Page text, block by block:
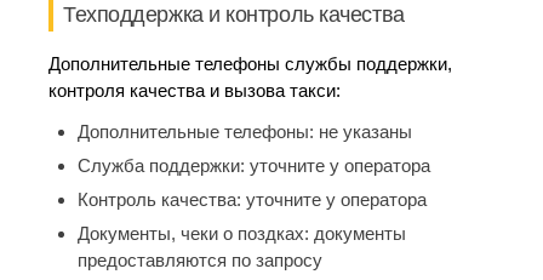
Техподдержка и контроль качества
Дополнительные телефоны службы поддержки,
контроля качества и вызова такси:
Дополнительные телефоны: не указаны
Служба поддержки: уточните у оператора
Контроль качества: уточните у оператора
Документы, чеки о поздках: документы
предоставляются по запросу